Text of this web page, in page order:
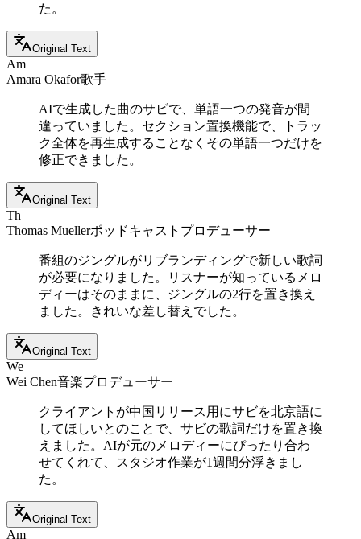
た。
Original Text
Am
Amara Okafor歌手
AIで生成した曲のサビで、単語一つの発音が間
違っていました。セクション置換機能で、トラッ
ク全体を再生成することなくその単語一つだけを
修正できました。
Original Text
Th
Thomas Muellerポッドキャストプロデューサー
番組のジングルがリブランディングで新しい歌詞
が必要になりました。リスナーが知っているメロ
ディーはそのままに、ジングルの2行を置き換え
ました。きれいな差し替えでした。
Original Text
We
Wei Chen音楽プロデューサー
クライアントが中国リリース用にサビを北京語に
してほしいとのことで、サビの歌詞だけを置き換
えました。AIが元のメロディーにぴったり合わ
せてくれて、スタジオ作業が1週間分浮きまし
た。
Original Text
Am